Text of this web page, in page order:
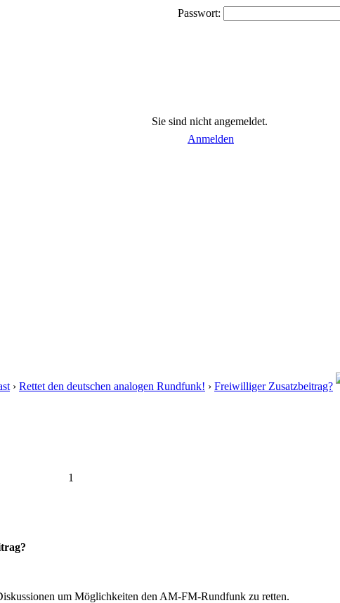
Passwort:
Sie sind nicht angemeldet.
Anmelden
› Rettet den deutschen analogen Rundfunk! › Freiwilliger Zusatzbeitrag?
1
um Möglichkeiten den AM-FM-Rundfunk zu retten.